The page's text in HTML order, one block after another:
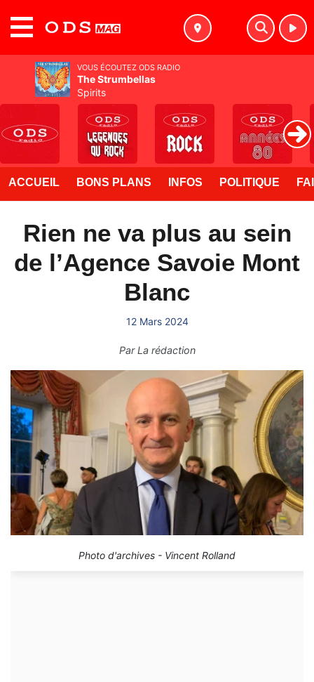
ACCUEIL BONS PLANS INFOS POLITIQUE
Rien ne va plus au sein
de l’Agence Savoie Mont
Blanc
12 Mars 2024
ParLa rédaction
Photo d'archives - Vincent Rolland
VOUS ÉCOUTEZ ODS RADIO
The Strumbellas
Spirits